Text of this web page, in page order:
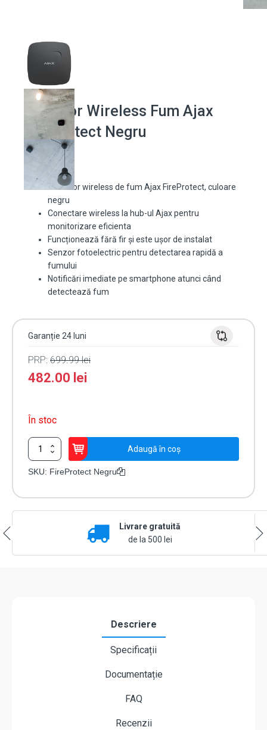
Detector Wireless Fum Ajax
FireProtect Negru
Detector wireless de fum Ajax FireProtect, culoare
negru
Conectare wireless la hub-ul Ajax pentru
monitorizare eficienta
Funcționează fără fir și este ușor de instalat
Senzor fotoelectric pentru detectarea rapidă a
fumului
Notificări imediate pe smartphone atunci când
detectează fum
Garanție 24 luni
PRP: 699.99lei
482.00 lei
În stoc
Cantitate
Detector
Wireless
Adaugă în coș
SKU: FireProtect Negru
Livrare gratuită
de la 500 lei
Descriere
Specificații
Documentație
FAQ
Recenzii